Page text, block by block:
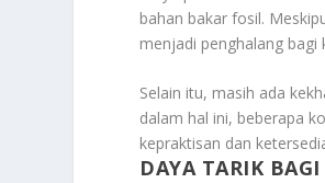
bahan bakar fosil.
menjadi penghalang
Selain itu, masih ada
dalam hal ini, beberapa
kepraktisan dan
DAYA TARIK